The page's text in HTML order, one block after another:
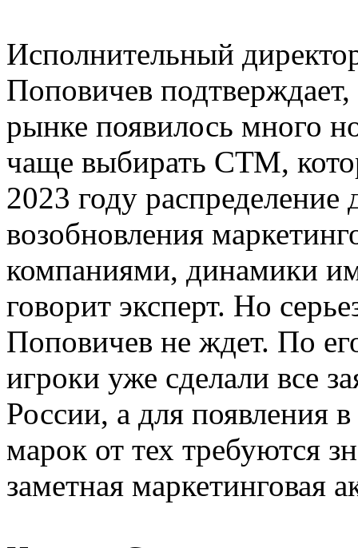
Исполнительный
Поповичев
рынке появилось много
чаще выбирать СТМ,
2023 году распределение
возобновления
компаниями, динамики
говорит эксперт. Но
Поповичев не ждет. По
игроки уже сделали все
России, а для появления
марок от тех требуются
заметная маркетинговая